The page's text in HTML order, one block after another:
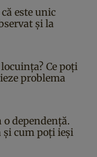
este unic
și la
Ce poți
problema
dependență.
cum poți ieși